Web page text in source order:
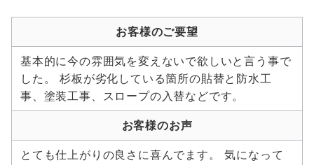
お客様のご要望
基本的に今の雰囲気を変えないで欲しいと言う事で
した。 杉板が劣化している箇所の貼替と防水工
事、塗装工事、スロープの入替などです。
お客様のお声
とても仕上がりの良さに喜んでます。 気になって